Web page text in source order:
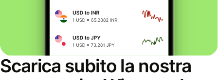
Scarica subito la nostra